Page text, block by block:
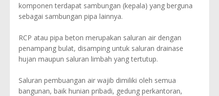
komponen terdapat sambungan (kepala) yang berguna
sebagai sambungan pipa lainnya.
RCP atau pipa beton merupakan saluran air dengan
penampang bulat, disamping untuk saluran drainase
hujan maupun saluran limbah yang tertutup.
Saluran pembuangan air wajib dimiliki oleh semua
bangunan, baik hunian pribadi, gedung perkantoran,